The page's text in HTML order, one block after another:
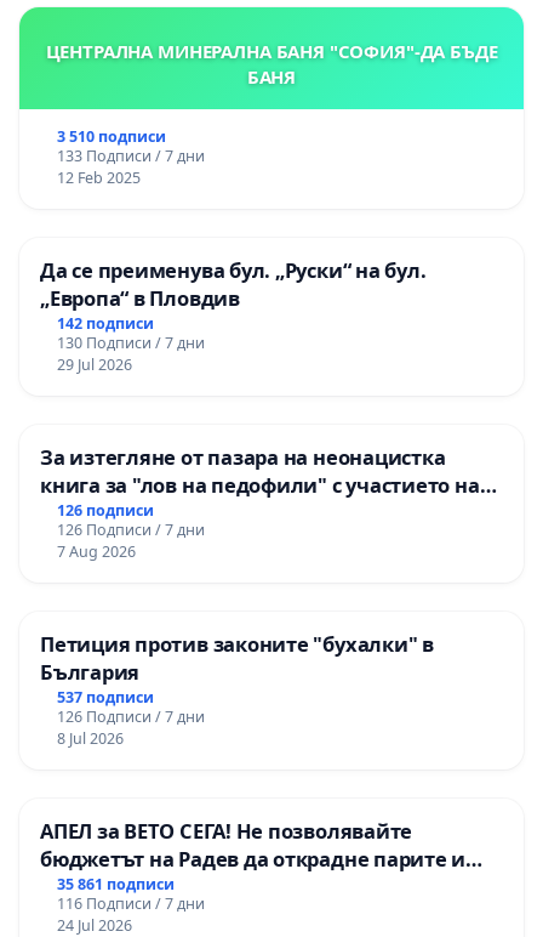
ЦЕНТРАЛНА МИНЕРАЛНА БАНЯ "СОФИЯ"-ДА БЪДЕ
БАНЯ
3 510 подписи
133 Подписи / 7 дни
12 Feb 2025
Да се преименува бул. „Руски“ на бул.
„Европа“ в Пловдив
142 подписи
130 Подписи / 7 дни
29 Jul 2026
За изтегляне от пазара на неонацистка
книга за "лов на педофили" с участието на
деца
126 подписи
126 Подписи / 7 дни
7 Aug 2026
Петиция против законите "бухалки" в
България
537 подписи
126 Подписи / 7 дни
8 Jul 2026
АПЕЛ за ВЕТО СЕГА! Не позволявайте
бюджетът на Радев да открадне парите и
правата ни в тъмното
35 861 подписи
116 Подписи / 7 дни
24 Jul 2026